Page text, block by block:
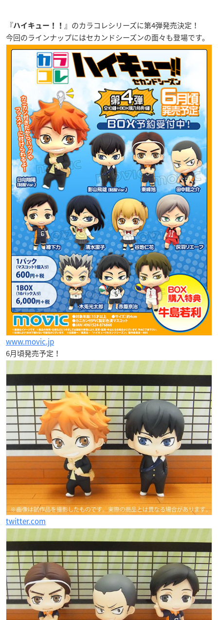
『ハイキュー！！ 』のカラコレシリーズに第4弾発売決定！
今回のラインナップにはセカンドシーズンの面々も登場です。
www.movic.jp
6月頃発売予定！
twitter.com